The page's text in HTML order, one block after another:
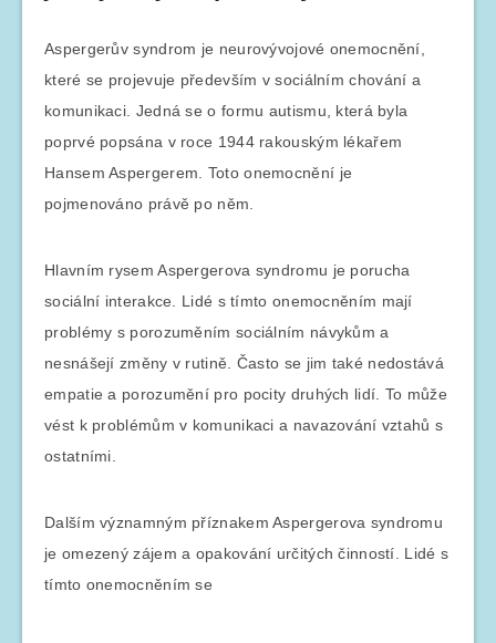
Aspergerův syndrom je neurovývojové onemocnění,
které se projevuje především v sociálním chování a
komunikaci. Jedná se o formu autismu, která byla
poprvé popsána v roce 1944 rakouským lékařem
Hansem Aspergerem. Toto onemocnění je
pojmenováno právě po něm.
Hlavním rysem Aspergerova syndromu je porucha
sociální interakce. Lidé s tímto onemocněním mají
problémy s porozuměním sociálním návykům a
nesnášejí změny v rutině. Často se jim také nedostává
empatie a porozumění pro pocity druhých lidí. To může
vést k problémům v komunikaci a navazování vztahů s
ostatními.
Dalším významným příznakem Aspergerova syndromu
je omezený zájem a opakování určitých činností. Lidé s
tímto onemocněním se